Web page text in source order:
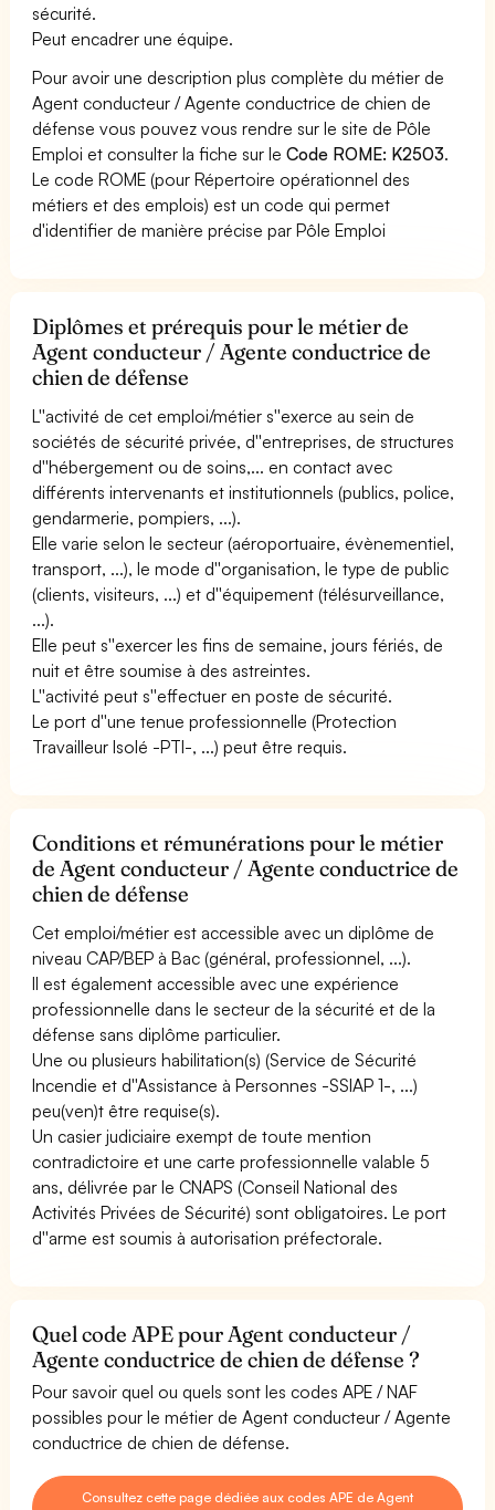
sécurité.
Peut encadrer une équipe.
Pour avoir une description plus complète du métier de
Agent conducteur / Agente conductrice de chien de
défense vous pouvez vous rendre sur le site de Pôle
Emploi et consulter la fiche sur leCode ROME: K2503.
Le code ROME (pour Répertoire opérationnel des
métiers et des emplois) est un code qui permet
d'identifier de manière précise par Pôle Emploi
Diplômes et prérequis pour le métier de
Agent conducteur / Agente conductrice de
chien de défense
L''activité de cet emploi/métier s''exerce au sein de
sociétés de sécurité privée, d''entreprises, de structures
d''hébergement ou de soins,... en contact avec
différents intervenants et institutionnels (publics, police,
gendarmerie, pompiers, ...).
Elle varie selon le secteur (aéroportuaire, évènementiel,
transport, ...), le mode d''organisation, le type de public
(clients, visiteurs, ...) et d''équipement (télésurveillance,
...).
Elle peut s''exercer les fins de semaine, jours fériés, de
nuit et être soumise à des astreintes.
L''activité peut s''effectuer en poste de sécurité.
Le port d''une tenue professionnelle (Protection
Travailleur Isolé -PTI-, ...) peut être requis.
Conditions et rémunérations pour le métier
de Agent conducteur / Agente conductrice de
chien de défense
Cet emploi/métier est accessible avec un diplôme de
niveau CAP/BEP à Bac (général, professionnel, ...).
Il est également accessible avec une expérience
professionnelle dans le secteur de la sécurité et de la
défense sans diplôme particulier.
Une ou plusieurs habilitation(s) (Service de Sécurité
Incendie et d''Assistance à Personnes -SSIAP 1-, ...)
peu(ven)t être requise(s).
Un casier judiciaire exempt de toute mention
contradictoire et une carte professionnelle valable 5
ans, délivrée par le CNAPS (Conseil National des
Activités Privées de Sécurité) sont obligatoires. Le port
d''arme est soumis à autorisation préfectorale.
Quel code APE pour Agent conducteur /
Agente conductrice de chien de défense ?
Pour savoir quel ou quels sont les codes APE / NAF
possibles pour le métier de Agent conducteur / Agente
conductrice de chien de défense.
Consultez cette page dédiée aux codes APE de Agent